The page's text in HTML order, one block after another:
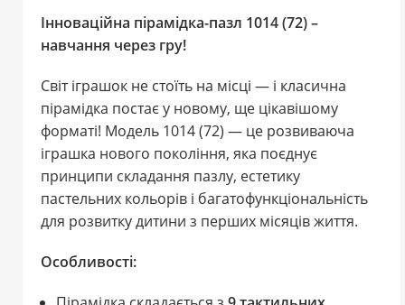
Інноваційна пірамідка-пазл 1014 (72) –
навчання через гру!
Світ іграшок не стоїть на місці — і класична
пірамідка постає у новому, ще цікавішому
форматі! Модель 1014 (72) — це розвиваюча
іграшка нового покоління, яка поєднує
принципи складання пазлу, естетику
пастельних кольорів і багатофункціональність
для розвитку дитини з перших місяців життя.
Особливості: